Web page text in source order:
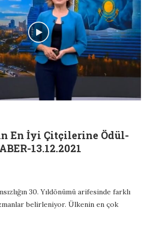
En İyi Çitçilerine Ödül-
13.12.2021
30. Yıldönümü arifesinde farklı
belirleniyor. Ülkenin en çok